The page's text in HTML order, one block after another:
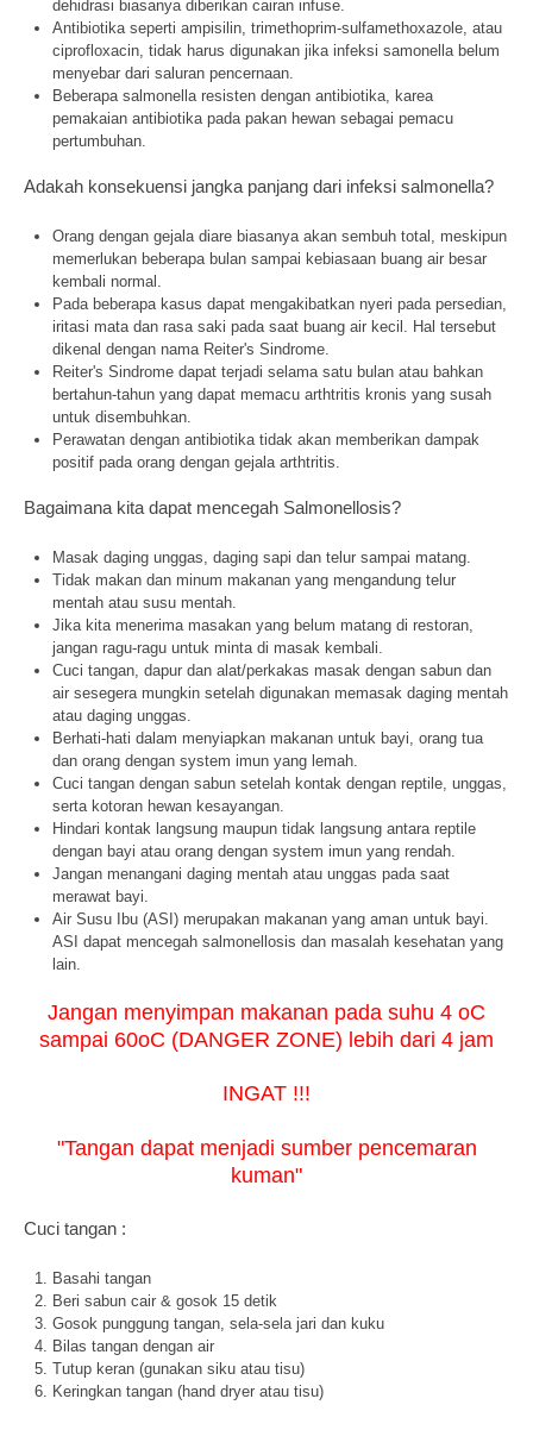
dehidrasi biasanya diberikan cairan infuse.
Antibiotika seperti ampisilin, trimethoprim-sulfamethoxazole, atau
ciprofloxacin, tidak harus digunakan jika infeksi samonella belum
menyebar dari saluran pencernaan.
Beberapa salmonella resisten dengan antibiotika, karea
pemakaian antibiotika pada pakan hewan sebagai pemacu
pertumbuhan.
Adakah konsekuensi jangka panjang dari infeksi salmonella?
Orang dengan gejala diare biasanya akan sembuh total, meskipun
memerlukan beberapa bulan sampai kebiasaan buang air besar
kembali normal.
Pada beberapa kasus dapat mengakibatkan nyeri pada persedian,
iritasi mata dan rasa saki pada saat buang air kecil. Hal tersebut
dikenal dengan nama Reiter's Sindrome.
Reiter's Sindrome dapat terjadi selama satu bulan atau bahkan
bertahun-tahun yang dapat memacu arthtritis kronis yang susah
untuk disembuhkan.
Perawatan dengan antibiotika tidak akan memberikan dampak
positif pada orang dengan gejala arthtritis.
Bagaimana kita dapat mencegah Salmonellosis?
Masak daging unggas, daging sapi dan telur sampai matang.
Tidak makan dan minum makanan yang mengandung telur
mentah atau susu mentah.
Jika kita menerima masakan yang belum matang di restoran,
jangan ragu-ragu untuk minta di masak kembali.
Cuci tangan, dapur dan alat/perkakas masak dengan sabun dan
air sesegera mungkin setelah digunakan memasak daging mentah
atau daging unggas.
Berhati-hati dalam menyiapkan makanan untuk bayi, orang tua
dan orang dengan system imun yang lemah.
Cuci tangan dengan sabun setelah kontak dengan reptile, unggas,
serta kotoran hewan kesayangan.
Hindari kontak langsung maupun tidak langsung antara reptile
dengan bayi atau orang dengan system imun yang rendah.
Jangan menangani daging mentah atau unggas pada saat
merawat bayi.
Air Susu Ibu (ASI) merupakan makanan yang aman untuk bayi.
ASI dapat mencegah salmonellosis dan masalah kesehatan yang
lain.
Jangan menyimpan makanan pada suhu 4 oC
sampai 60oC (DANGER ZONE) lebih dari 4 jam
INGAT !!!
"Tangan dapat menjadi sumber pencemaran
kuman"
Cuci tangan :
Basahi tangan
Beri sabun cair & gosok 15 detik
Gosok punggung tangan, sela-sela jari dan kuku
Bilas tangan dengan air
Tutup keran (gunakan siku atau tisu)
Keringkan tangan (hand dryer atau tisu)